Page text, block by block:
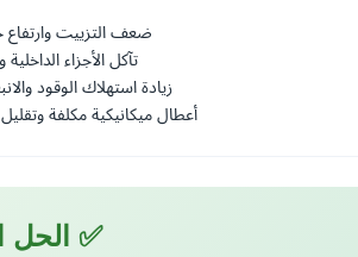
ضعف التزييت وارتفاع
تآكل الأجزاء
زيادة استهلاك الوقود
أعطال ميكانيكية مكلفة
✅ الحل